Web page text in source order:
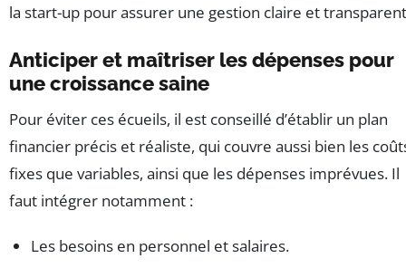
la start-up pour assurer une gestion claire et
Anticiper et maîtriser les dépenses pour
une croissance saine
Pour éviter ces écueils, il est conseillé d’établir un plan
financier précis et réaliste, qui couvre aussi bien les
fixes que variables, ainsi que les dépenses imprévues. Il
faut intégrer notamment :
Les besoins en personnel et salaires.